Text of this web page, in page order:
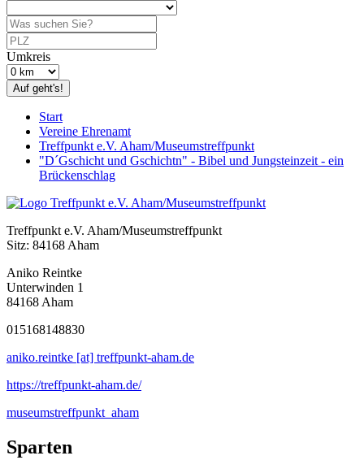
Umkreis
Auf geht's!
Start
Vereine Ehrenamt
Treffpunkt e.V. Aham/Museumstreffpunkt
"D´Gschicht und Gschichtn" - Bibel und Jungsteinzeit - ein
Brückenschlag
Treffpunkt e.V. Aham/Museumstreffpunkt
Sitz: 84168 Aham
Aniko Reintke
Unterwinden 1
84168 Aham
015168148830
aniko.reintke [at] treffpunkt-aham.de
https://treffpunkt-aham.de/
museumstreffpunkt_aham
Sparten